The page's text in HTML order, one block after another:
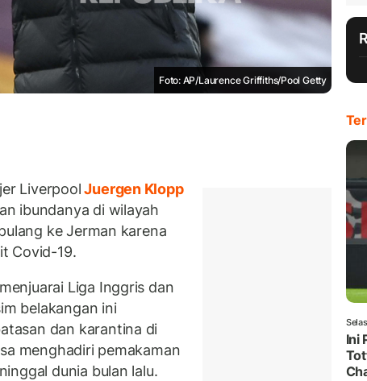
Foto: AP/Laurence Griffiths/Pool Getty
LiverpoolJuergen Klopp
ibundanya di wilayah
ke Jerman karena
Covid-19.
menjuarai Liga Inggris dan
belakangan ini
dan karantina di
menghadiri pemakaman
dunia bulan lalu.
Ini